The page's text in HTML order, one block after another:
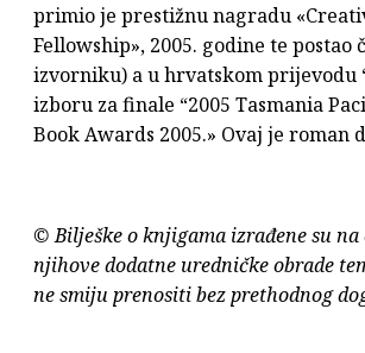
primio je prestižnu nagradu
Fellowship», 2005. godine te
izvorniku) a u hrvatskom prijevodu
izboru za finale “2005 Tasmania
Book Awards 2005.» Ovaj je
© Bilješke o knjigama izrađene su
njihove dodatne uredničke obrade
ne smiju prenositi bez prethodnog